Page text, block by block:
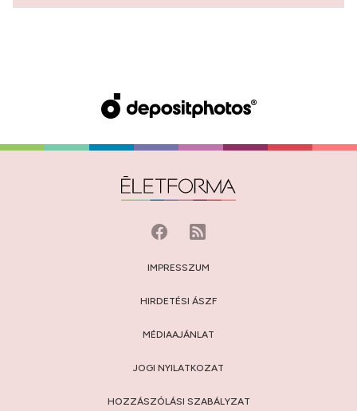
IMPRESSZUM
HIRDETÉSI ÁSZF
MÉDIAAJÁNLAT
JOGI NYILATKOZAT
HOZZÁSZÓLÁSI SZABÁLYZAT